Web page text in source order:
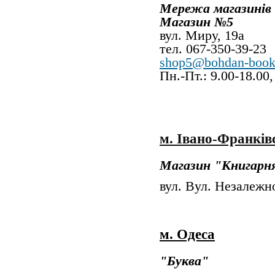
Мережа магазинів
Магазин №5
вул.
тел. 067-350-39-23
shop5@bohdan-
Пн.-Пт.: 9.00-
м. Івано-
Магазин
вул. Вул.
м. Одеса
"Буква"